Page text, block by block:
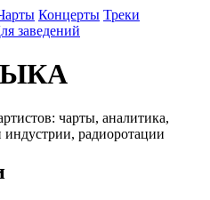
Концерты Треки
заведений
чарты, аналитика,
радиоротации